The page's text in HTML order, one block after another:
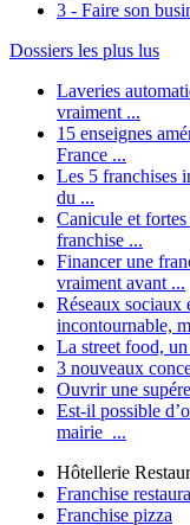
3 - Faire son
Dossiers les plus lus
Laveries
vraiment ...
15 enseignes
France ...
Les 5 franchises
du ...
Canicule et fortes
franchise ...
Financer une
vraiment avant ...
Réseaux sociaux
incontournable,
La street food,
3 nouveaux
Ouvrir une
Est-il possible
mairie ...
Hôtellerie
Franchise
Franchise pizza